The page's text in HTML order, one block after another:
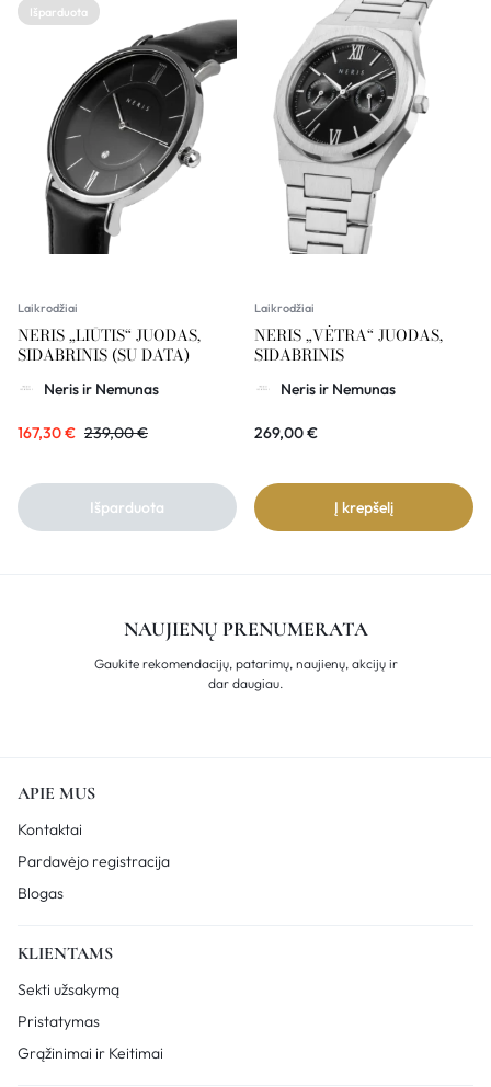
Išparduota
Laikrodžiai
NERIS „LIŪTIS“ JUODAS,
SIDABRINIS (SU DATA)
Neris ir Nemunas
167,30€ 239,00€
Išparduota
Laikrodžiai
NERIS „VĖTRA“ JUODAS,
SIDABRINIS
Neris ir Nemunas
269,00€
Į krepšelį
NAUJIENŲ PRENUMERATA
Gaukite rekomendacijų, patarimų, naujienų, akcijų ir
dar daugiau.
APIE MUS
Kontaktai
Pardavėjo registracija
Blogas
KLIENTAMS
Sekti užsakymą
Pristatymas
Grąžinimai ir Keitimai